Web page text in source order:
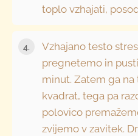
toplo vzhajati,
Vzhajano testo
pregnetemo in
minut. Zatem ga na
kvadrat, tega pa
polovico
zvijemo v zavitek.